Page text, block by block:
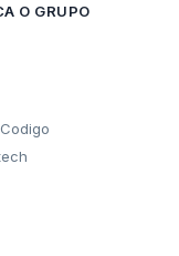
O GRUPO